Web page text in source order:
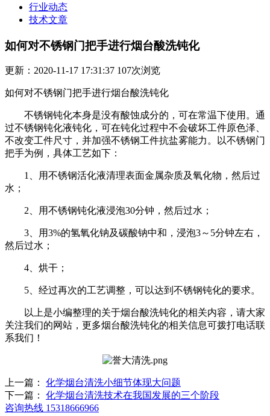
行业动态
技术文章
如何对不锈钢门把手进行烟台酸洗钝化
更新：2020-11-17 17:31:37 107次浏览
如何对不锈钢门把手进行烟台酸洗钝化
不锈钢钝化本身是没有酸蚀成分的，可在常温下使用。通
过不锈钢钝化液钝化，可在钝化过程中不会破坏工件原色泽、
不改变工件尺寸，并加强不锈钢工件抗盐雾能力。以不锈钢门
把手为例，具体工艺如下：
1、用不锈钢活化液清理表面金属杂质及氧化物，然后过
水；
2、用不锈钢钝化液浸泡30分钟，然后过水；
3、用3%的氢氧化钠及碳酸钠中和，浸泡3～5分钟左右，
然后过水；
4、烘干；
5、经过再次的工艺调整，可以达到不锈钢钝化的要求。
以上是小编整理的关于烟台酸洗钝化的相关内容，请大家
关注我们的网站，更多烟台酸洗钝化的相关信息可拨打电话联
系我们！
上一篇： 化学烟台清洗小细节体现大问题
下一篇： 化学烟台清洗技术在我国发展的三个阶段
咨询热线 15318666966